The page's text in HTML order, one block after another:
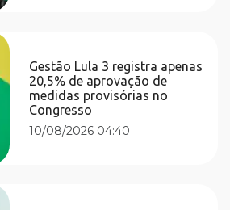
Gestão Lula 3 registra apenas
20,5% de aprovação de
medidas provisórias no
Congresso
10/08/2026 04:40